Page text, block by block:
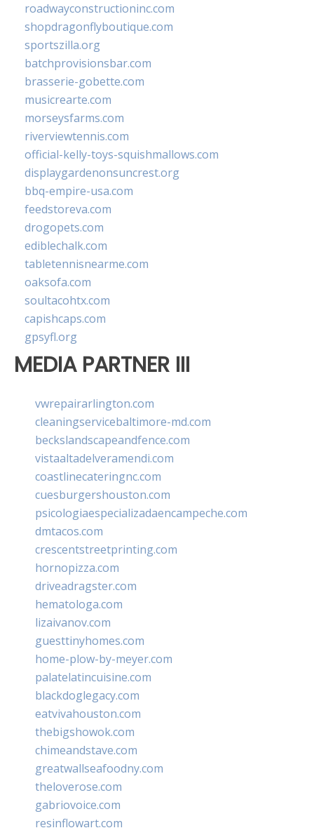
roadwayconstructioninc.com
shopdragonflyboutique.com
sportszilla.org
batchprovisionsbar.com
brasserie-gobette.com
musicrearte.com
morseysfarms.com
riverviewtennis.com
official-kelly-toys-squishmallows.com
displaygardenonsuncrest.org
bbq-empire-usa.com
feedstoreva.com
drogopets.com
ediblechalk.com
tabletennisnearme.com
oaksofa.com
soultacohtx.com
capishcaps.com
gpsyfl.org
MEDIA PARTNER III
vwrepairarlington.com
cleaningservicebaltimore-md.com
beckslandscapeandfence.com
vistaaltadelveramendi.com
coastlinecateringnc.com
cuesburgershouston.com
psicologiaespecializadaencampeche.com
dmtacos.com
crescentstreetprinting.com
hornopizza.com
driveadragster.com
hematologa.com
lizaivanov.com
guesttinyhomes.com
home-plow-by-meyer.com
palatelatincuisine.com
blackdoglegacy.com
eatvivahouston.com
thebigshowok.com
chimeandstave.com
greatwallseafoodny.com
theloverose.com
gabriovoice.com
resinflowart.com